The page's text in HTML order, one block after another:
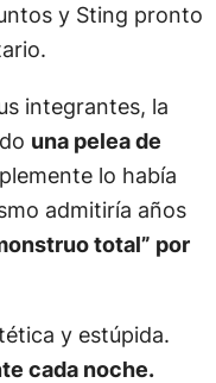
y Sting pronto
integrantes, la
una pelea de
lo había
admitiría años
total” por
y estúpida.
cada noche.